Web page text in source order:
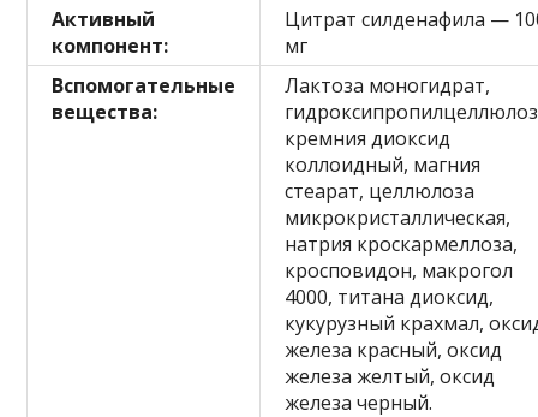
Активный
компонент:
Цитрат силденафила —
мг
Вспомогательные
вещества:
Лактоза моногидрат,
кремния диоксид
коллоидный, магния
стеарат, целлюлоза
микрокристаллическая,
натрия кроскармеллоза,
кросповидон, макрогол
4000, титана диоксид,
кукурузный крахмал,
железа красный, оксид
железа желтый, оксид
железа черный.